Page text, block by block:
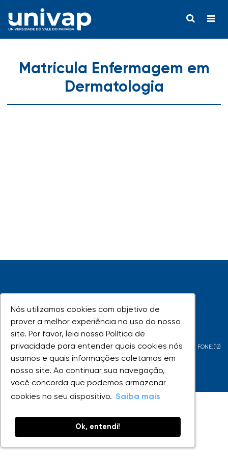
Nós utilizamos cookies com objetivo de
prover a melhor experiência no uso do nosso
site. Por favor, leia nossa Política de
privacidade para entender quais cookies nós
usamos e quais informações coletamos em
nosso site. Ao continuar sua navegação,
você concorda que podemos armazenar
cookies no seu dispositivo. Saiba mais
Ok, entendi!
Nós utilizamos cookies com objetivo de
prover a melhor experiência no uso do nosso
site. Por favor, leia nossa Política de
privacidade para entender quais cookies nós
usamos e quais informações coletamos em
nosso site. Ao continuar sua navegação,
você concorda que podemos armazenar
cookies no seu dispositivo. Saiba mais
Ok, entendi!
Matrícula Enfermagem em
Dermatologia
UNIVAP - Todos os direitos reservados
AV. SHISHIMA HIFUMI, 2911 - URBANOVA - SÃO JOSÉ DOS CAMPOS - SP - FONE:(12)
3947-1000